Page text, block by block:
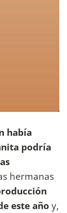
había
podría
hermanas
este año y,